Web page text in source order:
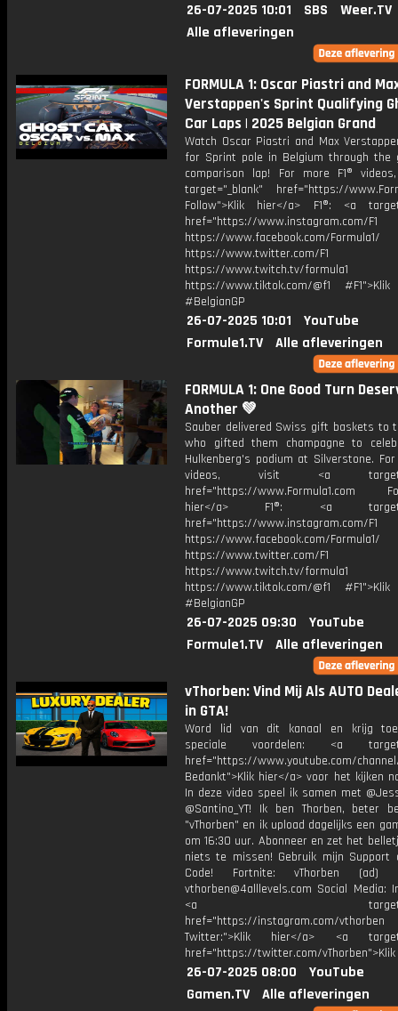
26-07-2025 10:01 SBS
Weer.TV
Alle afleveringen
FORMULA 1: Oscar Piastri and
Verstappen's Sprint Qualifying
Car Laps | 2025 Belgian Grand
Watch Oscar Piastri and Max
for Sprint pole in Belgium through the
comparison lap! For more F1®
target="_blank" href="https://
Follow">Klik hier</a> F1®: <a
href="https://www.instagram.com/F1
https://www.facebook.com/Formula1/
https://www.twitter.com/F1
https://www.twitch.tv/formula1
https://www.tiktok.com/@f1
#BelgianGP
26-07-2025 10:01
YouTube
Formule1.TV
Alle afleveringen
FORMULA 1: One Good Turn
Another 💚
Sauber delivered Swiss gift baskets to
who gifted them champagne to
Hulkenberg's podium at Silverstone. For
videos, visit <a
href="https://www.Formula1.com
hier</a> F1®: <a
href="https://www.instagram.com/F1
https://www.facebook.com/Formula1/
https://www.twitter.com/F1
https://www.twitch.tv/formula1
https://www.tiktok.com/@f1
#BelgianGP
26-07-2025 09:30
YouTube
Formule1.TV
Alle afleveringen
vThorben: Vind Mij Als AUTO
in GTA!
Word lid van dit kanaal en krijg
speciale voordelen: <a
href="https://www.youtube.com/channel/
Bedankt">Klik hier</a> voor het kijken
In deze video speel ik samen met
@Santino_YT! Ik ben Thorben, beter
"vThorben" en ik upload dagelijks een
om 16:30 uur. Abonneer en zet het
niets te missen! Gebruik mijn Support
Code! Fortnite: vThorben (ad)
vthorben@4alllevels.com Social Media:
<a
href="https://instagram.com/vthorben
Twitter:">Klik hier</a> <a
href="https://twitter.com/
26-07-2025 08:00
YouTube
Gamen.TV
Alle afleveringen